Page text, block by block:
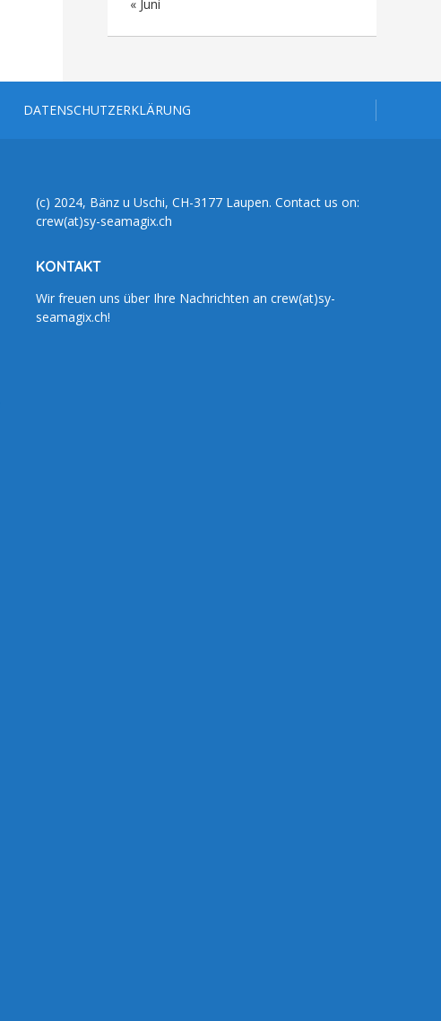
« Juni
DATENSCHUTZERKLÄRUNG
(c) 2024, Bänz u Uschi, CH-3177 Laupen. Contact us on:
crew(at)sy-seamagix.ch
KONTAKT
Wir freuen uns über Ihre Nachrichten an crew(at)sy-
seamagix.ch!